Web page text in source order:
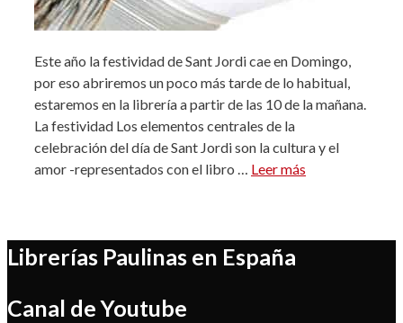
Este año la festividad de Sant Jordi cae en Domingo,
por eso abriremos un poco más tarde de lo habitual,
estaremos en la librería a partir de las 10 de la mañana.
La festividad Los elementos centrales de la
celebración del día de Sant Jordi son la cultura y el
amor -representados con el libro … Leer más
Librerías Paulinas en España
Canal de Youtube